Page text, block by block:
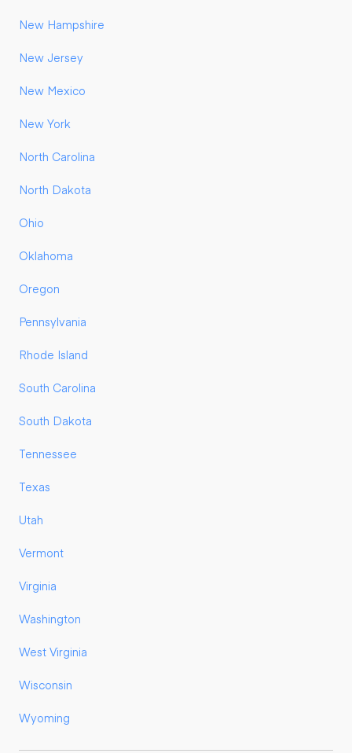
New Hampshire
New Jersey
New Mexico
New York
North Carolina
North Dakota
Ohio
Oklahoma
Oregon
Pennsylvania
Rhode Island
South Carolina
South Dakota
Tennessee
Texas
Utah
Vermont
Virginia
Washington
West Virginia
Wisconsin
Wyoming